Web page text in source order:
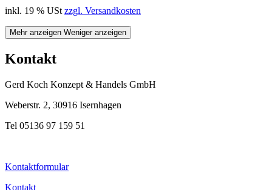
inkl. 19 % USt zzgl. Versandkosten
Mehr anzeigen Weniger anzeigen
Kontakt
Gerd Koch Konzept & Handels GmbH
Weberstr. 2, 30916 Isernhagen
Tel 05136 97 159 51
Kontaktformular
Kontakt